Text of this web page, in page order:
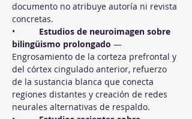
documento no atribuye autoría ni revista
concretas.
• Estudios de neuroimagen sobre
bilingüismo prolongado —
Engrosamiento de la corteza prefrontal y
del córtex cingulado anterior, refuerzo
de la sustancia blanca que conecta
regiones distantes y creación de redes
neurales alternativas de respaldo.